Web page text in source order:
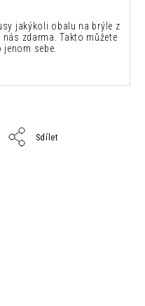
jakýkoli obalu na brýle z
zdarma. Takto můžete
sebe.
Sdílet